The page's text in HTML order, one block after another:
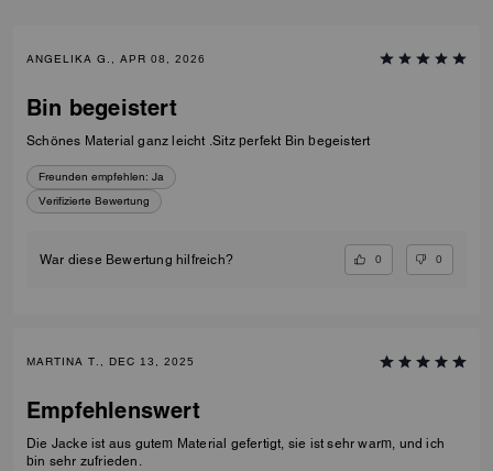
ANGELIKA G., APR 08, 2026
Bin begeistert
Schönes Material ganz leicht .Sitz perfekt Bin begeistert
Freunden empfehlen: Ja
Verifizierte Bewertung
War diese Bewertung hilfreich? 0 0
MARTINA T., DEC 13, 2025
Empfehlenswert
Die Jacke ist aus gutem Material gefertigt, sie ist sehr warm, und ich
bin sehr zufrieden.